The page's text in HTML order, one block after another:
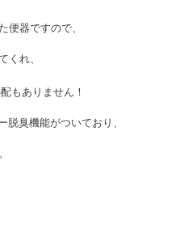
便器ですので、
くれ、
もありません！
脱臭機能がついており、